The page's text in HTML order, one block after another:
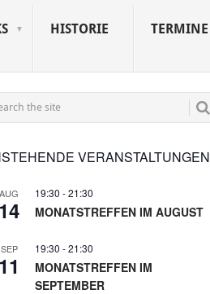
HISTORIE TERMINE
VERANSTALTUNGEN
AUG
14
19:30 -21:30
MONATSTREFFEN IM AUGUST
SEP
11
19:30 -21:30
MONATSTREFFEN IM
SEPTEMBER